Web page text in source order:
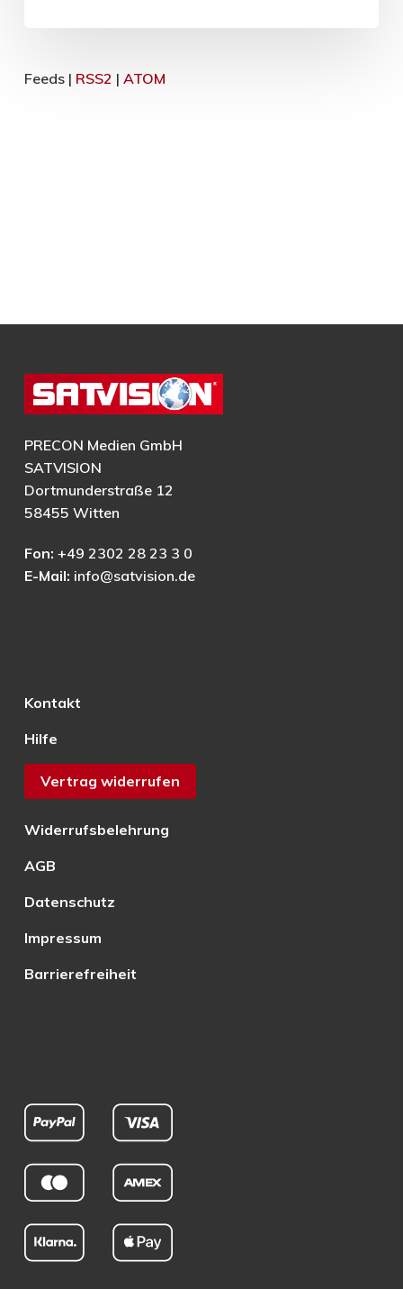
Feeds | RSS2 | ATOM
PRECON Medien GmbH
SATVISION
Dortmunderstraße 12
58455 Witten
Fon: +49 2302 28 23 3 0
E-Mail: info@satvision.de
Kontakt
Hilfe
Vertrag widerrufen
Widerrufsbelehrung
AGB
Datenschutz
Impressum
Barrierefreiheit